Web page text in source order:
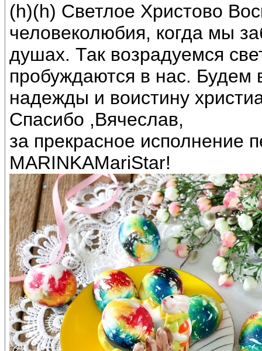
(h)(h) Светлое Христово
человеколюбия, когда мы
душах. Так возрадуемся
пробуждаются в нас. Будем
надежды и воистину
Спасибо ,Вячеслав,
за прекрасное исполнение
MARINKAMariStar!